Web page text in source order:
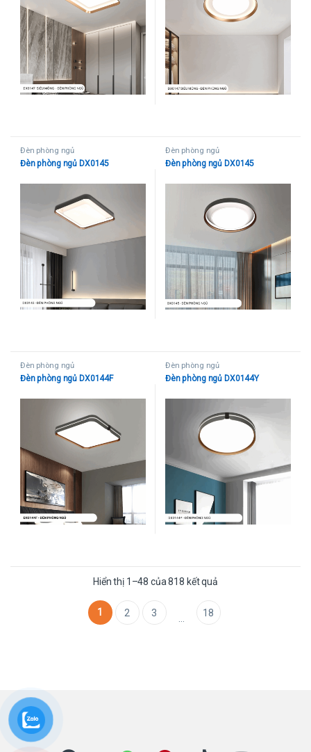
Đèn phòng ngủ
Đèn phòng ngủ DX0145
Đèn phòng ngủ
Đèn phòng ngủ DX0145
Đèn phòng ngủ
Đèn phòng ngủ DX0144F
Đèn phòng ngủ
Đèn phòng ngủ DX0144Y
Hiển thị 1–48 của 818 kết quảĐược sắp xếp theo
1 2 3 18